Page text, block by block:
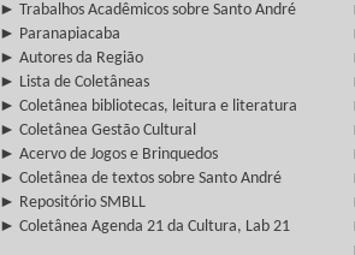
► Trabalhos Acadêmicos sobre Santo André
► Paranapiacaba
► Autores da Região
► Lista de Coletâneas
► Coletânea bibliotecas, leitura e literatura
► Coletânea Gestão Cultural
► Acervo de Jogos e Brinquedos
► Coletânea de textos sobre Santo André
► Repositório SMBLL
► Coletânea Agenda 21 da Cultura, Lab 21